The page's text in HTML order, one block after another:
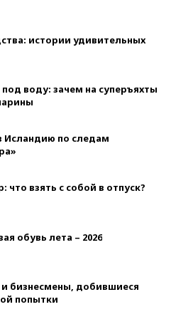
истории удивительных
воду: зачем на суперъяхты
Исландию по следам
взять с собой в отпуск?
обувь лета – 2026
бизнесмены, добившиеся
попытки